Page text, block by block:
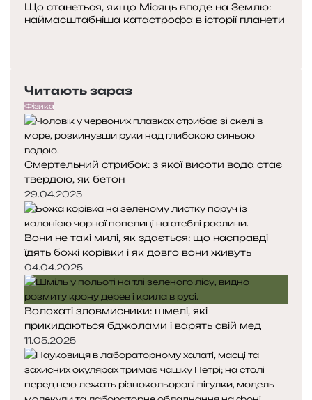
к
т
Що станеться, якщо Місяць впаде на Землю:
наймасштабніша катастрофа в історії планети
р
е
д
н
я
с
т
о
р
і
н
к
а
т
у
п
н
а
с
т
о
р
і
н
к
а
Читають зараз
Фізика
Смертельний стрибок: з якої висоти вода стає
твердою, як бетон
29.04.2025
Вони не такі милі, як здається: що насправді
їдять божі корівки і як довго вони живуть
04.04.2025
Волохаті зловмисники: шмелі, які
прикидаються бджолами і варять свій мед
11.05.2025